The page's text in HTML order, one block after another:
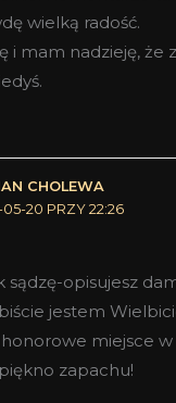
wielką radość.
i mam nadzieję, że
CHOLEWA
05-20 PRZY 22:26
sądzę-opisujesz
jestem
miejsce
zapachu!